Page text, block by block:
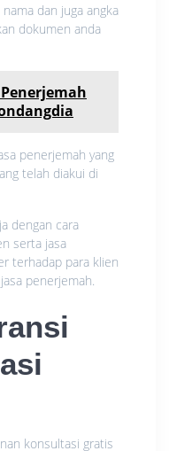
dan juga angka
dokumen anda
penerjemah yang
telah diakui di
dengan cara
serta jasa
terhadap para klien
penerjemah.
konsultasi gratis